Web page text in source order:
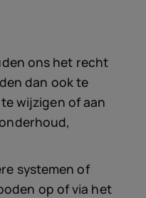
ons het recht
dan ook te
wijzigen of aan
systemen of
op of via het